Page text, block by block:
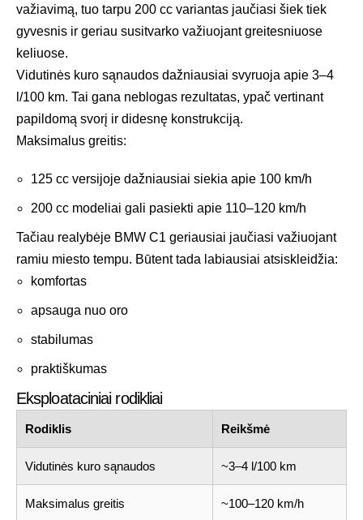
važiavimą, tuo tarpu 200 cc variantas jaučiasi šiek tiek
gyvesnis ir geriau susitvarko važiuojant greitesniuose
keliuose.
Vidutinės kuro sąnaudos dažniausiai svyruoja apie 3–4
l/100 km. Tai gana neblogas rezultatas, ypač vertinant
papildomą svorį ir didesnę konstrukciją.
Maksimalus greitis:
125 cc versijoje dažniausiai siekia apie 100 km/h
200 cc modeliai gali pasiekti apie 110–120 km/h
Tačiau realybėje BMW C1 geriausiai jaučiasi važiuojant
ramiu miesto tempu. Būtent tada labiausiai atsiskleidžia:
komfortas
apsauga nuo oro
stabilumas
praktiškumas
Eksploataciniai rodikliai
Rodiklis Reikšmė
Vidutinės kuro sąnaudos ~3–4 l/100 km
Maksimalus greitis ~100–120 km/h